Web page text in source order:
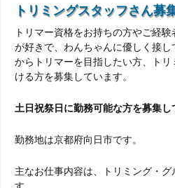
トリミングスタッフさん募
トリマー資格をお持ちの方やご経
が好きで、わんちゃんに優しく接
からトリマーを目指したい方、ト
ける方を募集しています。
土日祝祭日に勤務可能な方を募集し
勤務地は京都府向日市です。
主なお仕事内容は、トリミング・